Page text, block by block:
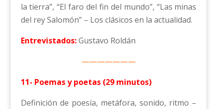
la tierra”, “El faro del fin del mundo”, “Las minas
del rey Salomón” – Los clásicos en la actualidad.
Entrevistados:Gustavo Roldán
———————
11- Poemas y poetas (29 minutos)
Definición de poesía, metáfora, sonido, ritmo –